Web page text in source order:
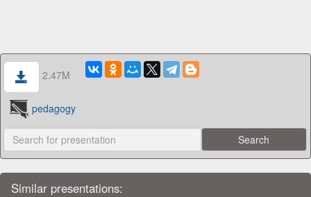
2.47M
pedagogy
Similar presentations: